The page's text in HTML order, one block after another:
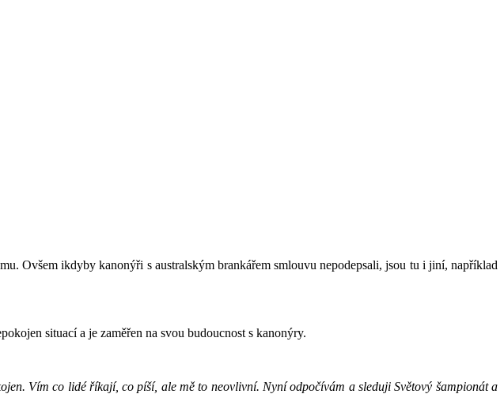
Ovšem ikdyby kanonýři s australským brankářem smlouvu nepodepsali, jsou tu i jiní, například
situací a je zaměřen na svou budoucnost s kanonýry.
Vím co lidé říkají, co píší, ale mě to neovlivní. Nyní odpočívám a sleduji Světový šampionát a